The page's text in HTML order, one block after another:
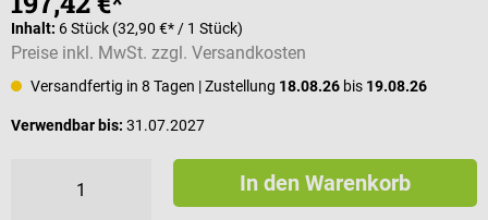
Inhalt: 6 Stück (32,90 €* / 1 Stück)
Preise inkl. MwSt. zzgl. Versandkosten
Versandfertig in 8 Tagen | Zustellung 18.08.26 bis 19.08.26
Verwendbar bis: 31.07.2027
In den Warenkorb